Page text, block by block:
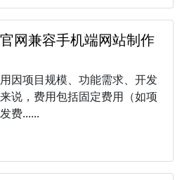
网兼容手机端网站制作
因项目规模、功能需求、开发
说，费用包括固定费用（如项
费......